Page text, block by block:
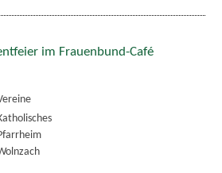
im Frauenbund-Café